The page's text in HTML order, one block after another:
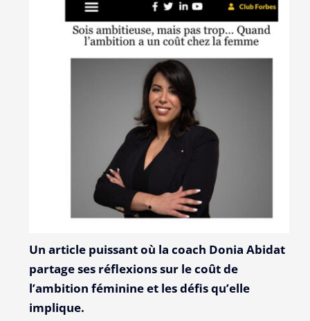
Un article puissant où la coach Donia Abidat
partage ses réflexions sur le coût de
l’ambition féminine et les défis qu’elle
implique.